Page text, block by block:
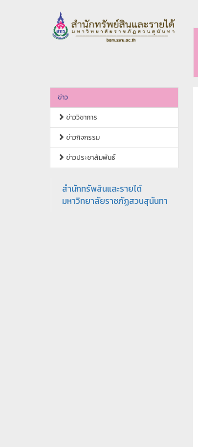
ข่าว
ข่าววิชาการ
ข่าวกิจกรรม
ข่าวประชาสัมพันธ์
สำนักทรัพสินและรายได้
มหาวิทยาลัยราชภัฏสวนสุนันทา